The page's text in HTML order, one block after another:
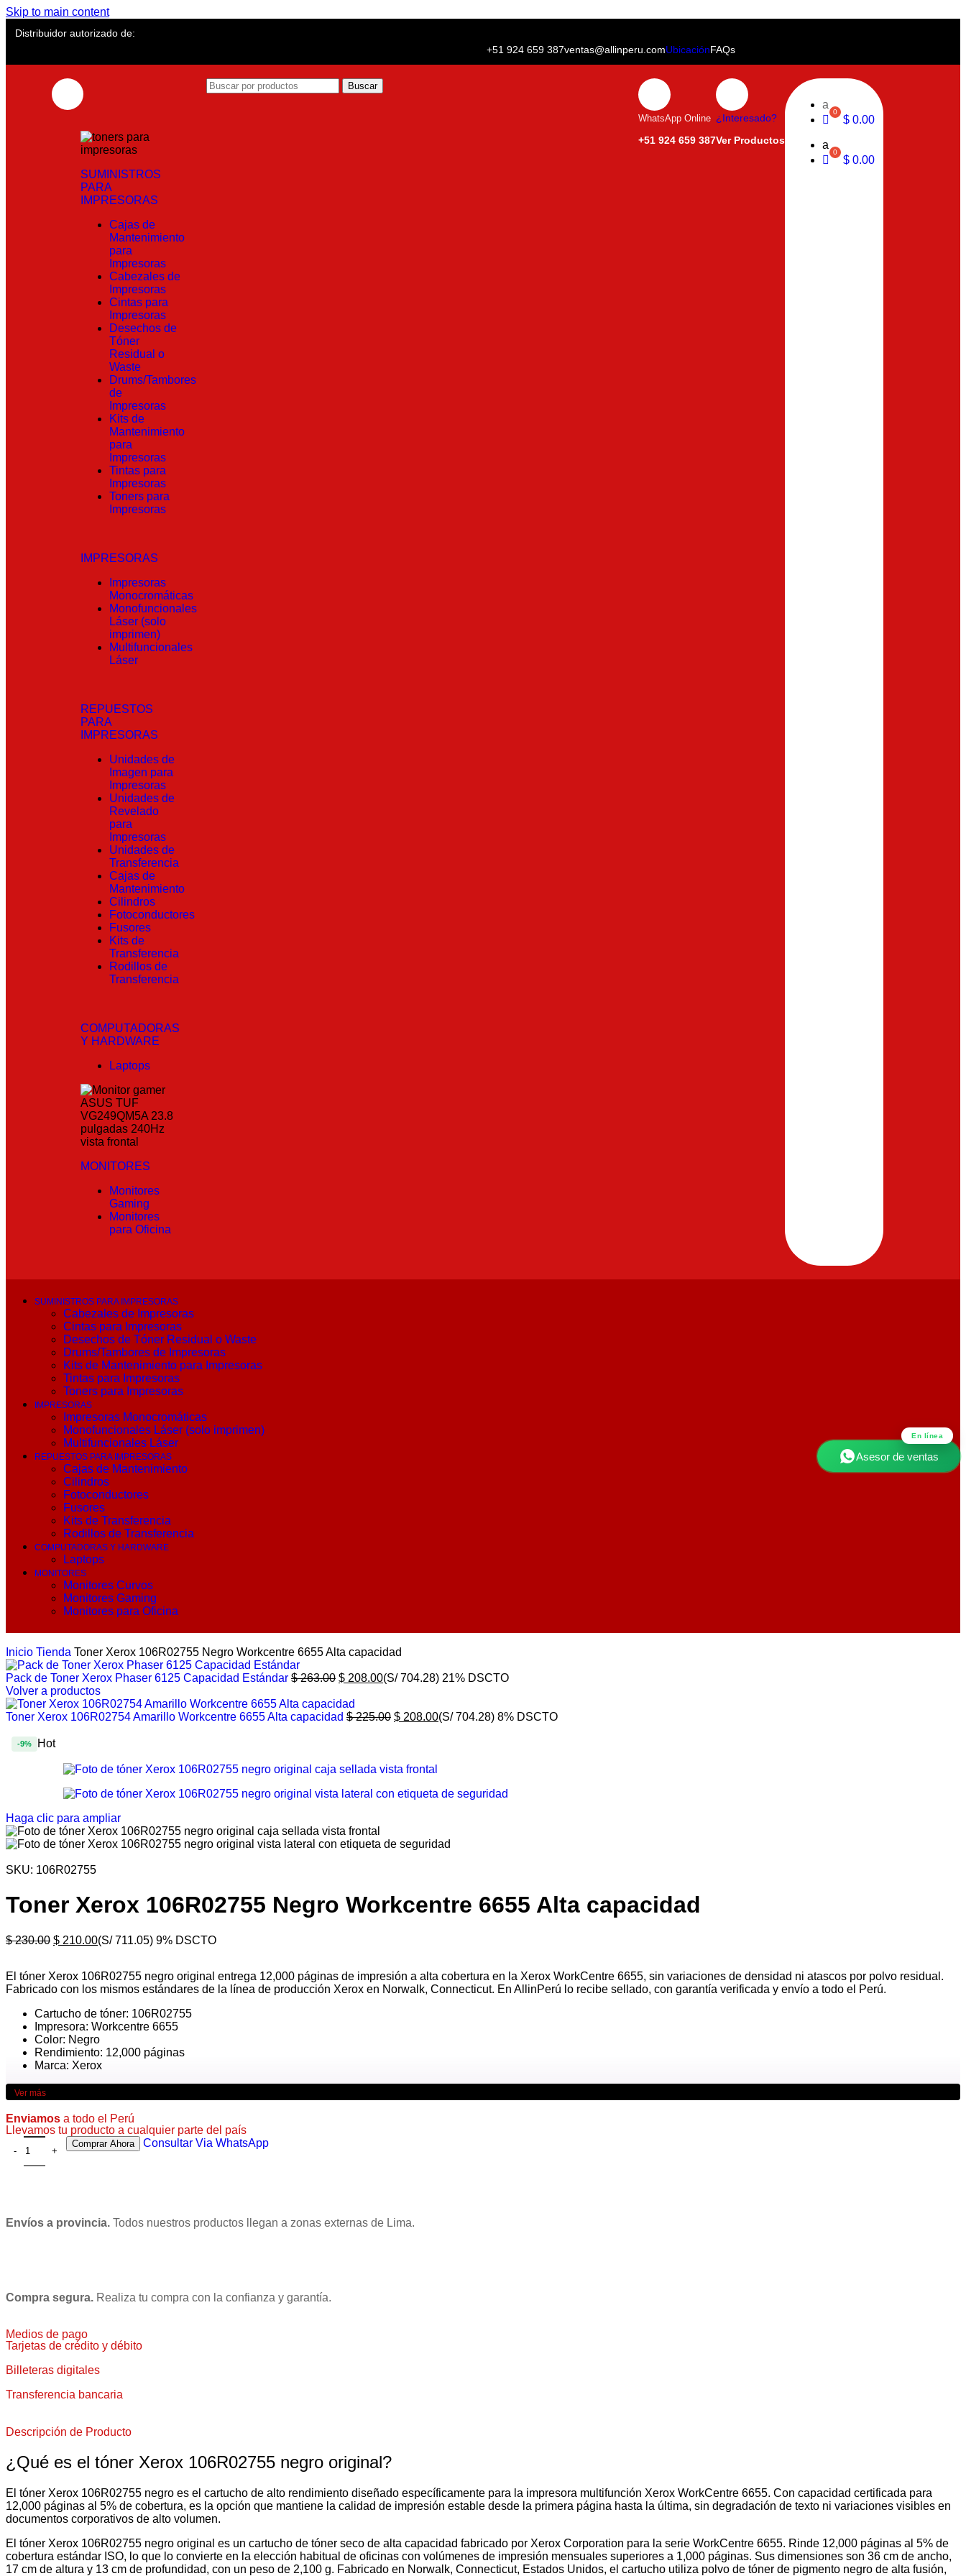
Skip to main content
Distribuidor autorizado de:
+51 924 659 387ventas@allinperu.comUbicaciónFAQs
SUMINISTROS
PARA
IMPRESORAS
Cajas de
Mantenimiento
para
Impresoras
Cabezales de
Impresoras
Cintas para
Impresoras
Desechos de
Tóner
Residual o
Waste
Drums/Tambores
de
Impresoras
Kits de
Mantenimiento
para
Impresoras
Tintas para
Impresoras
Toners para
Impresoras
IMPRESORAS
Impresoras
Monocromáticas
Monofuncionales
Láser (solo
imprimen)
Multifuncionales
Láser
REPUESTOS
PARA
IMPRESORAS
Unidades de
Imagen para
Impresoras
Unidades de
Revelado
para
Impresoras
Unidades de
Transferencia
Cajas de
Mantenimiento
Cilindros
Fotoconductores
Fusores
Kits de
Transferencia
Rodillos de
Transferencia
COMPUTADORAS
Y HARDWARE
Laptops
MONITORES
Monitores
Gaming
Monitores
para Oficina
Buscar
WhatsApp Online
+51 924 659 387
¿Interesado?
Ver Productos
a
$ 0.00
a
$ 0.00
SUMINISTROS PARA IMPRESORAS
Cabezales de Impresoras
Cintas para Impresoras
Desechos de Tóner Residual o Waste
Drums/Tambores de Impresoras
Kits de Mantenimiento para Impresoras
Tintas para Impresoras
Toners para Impresoras
IMPRESORAS
Impresoras Monocromáticas
Monofuncionales Láser (solo imprimen)
Multifuncionales Láser
REPUESTOS PARA IMPRESORAS
Cajas de Mantenimiento
Cilindros
Fotoconductores
Fusores
Kits de Transferencia
Rodillos de Transferencia
COMPUTADORAS Y HARDWARE
Laptops
MONITORES
Monitores Curvos
Monitores Gaming
Monitores para Oficina
En línea
Asesor de ventas
Inicio Tienda Toner Xerox 106R02755 Negro Workcentre 6655 Alta capacidad
Pack de Toner Xerox Phaser 6125 Capacidad Estándar $263.00 $ 208.00(S/ 704.28) 21% DSCTO
Volver a productos
Toner Xerox 106R02754 Amarillo Workcentre 6655 Alta capacidad $225.00 $ 208.00(S/ 704.28) 8% DSCTO
-9% Hot
Haga clic para ampliar
SKU: 106R02755
Toner Xerox 106R02755 Negro Workcentre 6655 Alta capacidad
$230.00 $ 210.00(S/ 711.05) 9% DSCTO
El tóner Xerox 106R02755 negro original entrega 12,000 páginas de impresión a alta cobertura en la Xerox WorkCentre 6655, sin variaciones de densidad ni atascos por polvo residual.
Fabricado con los mismos estándares de la línea de producción Xerox en Norwalk, Connecticut. En AllinPerú lo recibe sellado, con garantía verificada y envío a todo el Perú.
Cartucho de tóner: 106R02755
Impresora: Workcentre 6655
Color: Negro
Rendimiento: 12,000 páginas
Marca: Xerox
Ver más
Enviamos a todo el Perú
Llevamos tu producto a cualquier parte del país
Comprar Ahora Consultar Via WhatsApp
Envíos a provincia. Todos nuestros productos llegan a zonas externas de Lima.
Compra segura. Realiza tu compra con la confianza y garantía.
Medios de pago
Tarjetas de crédito y débito
Billeteras digitales
Transferencia bancaria
Descripción de Producto
¿Qué es el tóner Xerox 106R02755 negro original?
El tóner Xerox 106R02755 negro es el cartucho de alto rendimiento diseñado específicamente para la impresora multifunción Xerox WorkCentre 6655. Con capacidad certificada para
12,000 páginas al 5% de cobertura, es la opción que mantiene la calidad de impresión estable desde la primera página hasta la última, sin degradación de texto ni variaciones visibles en
documentos corporativos de alto volumen.
El tóner Xerox 106R02755 negro original es un cartucho de tóner seco de alta capacidad fabricado por Xerox Corporation para la serie WorkCentre 6655. Rinde 12,000 páginas al 5% de
cobertura estándar ISO, lo que lo convierte en la elección habitual de oficinas con volúmenes de impresión mensuales superiores a 1,000 páginas. Sus dimensiones son 36 cm de ancho,
17 cm de altura y 13 cm de profundidad, con un peso de 2,100 g. Fabricado en Norwalk, Connecticut, Estados Unidos, el cartucho utiliza polvo de tóner de pigmento negro de alta fusión,